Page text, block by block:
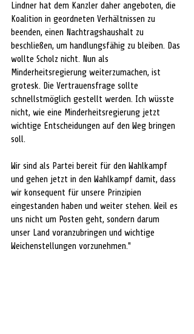
Lindner hat dem Kanzler daher angeboten, die
Koalition in geordneten Verhältnissen zu
beenden, einen Nachtragshaushalt zu
beschließen, um handlungsfähig zu bleiben. Das
wollte Scholz nicht. Nun als
Minderheitsregierung weiterzumachen, ist
grotesk. Die Vertrauensfrage sollte
schnellstmöglich gestellt werden. Ich wüsste
nicht, wie eine Minderheitsregierung jetzt
wichtige Entscheidungen auf den Weg bringen
soll.
Wir sind als Partei bereit für den Wahlkampf
und gehen jetzt in den Wahlkampf damit, dass
wir konsequent für unsere Prinzipien
eingestanden haben und weiter stehen. Weil es
uns nicht um Posten geht, sondern darum
unser Land voranzubringen und wichtige
Weichenstellungen vorzunehmen."